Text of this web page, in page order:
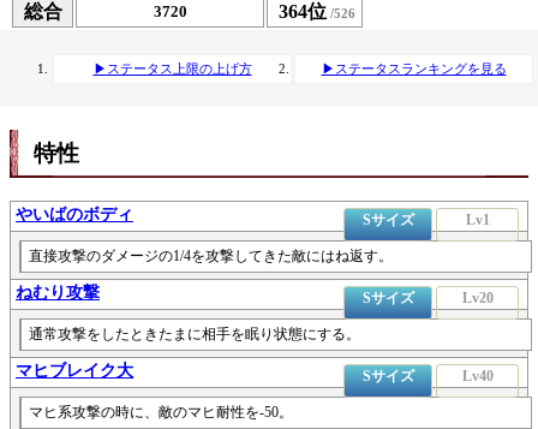
総合
3720 364位
▶ステータス上限の上げ方 ▶ステータスランキングを見る
特性
やいばのボディ Sサイズ Lv1
直接攻撃のダメージの1/4を攻撃してきた敵にはね返す。
ねむり攻撃 Sサイズ Lv20
通常攻撃をしたときたまに相手を眠り状態にする。
マヒブレイク大 Sサイズ Lv40
マヒ系攻撃の時に、敵のマヒ耐性を-50。